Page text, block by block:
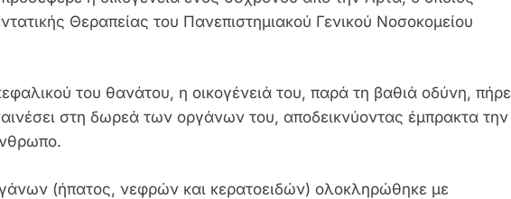
Θεραπείας του Πανεπιστημιακού Γενικού Νοσοκομείου
του θανάτου, η οικογένειά του, παρά τη βαθιά οδύνη, πήρε
στη δωρεά των οργάνων του, αποδεικνύοντας έμπρακτα την
(ήπατος, νεφρών και κερατοειδών) ολοκληρώθηκε με